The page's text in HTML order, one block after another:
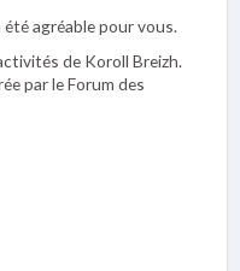
agréable pour vous.
de Koroll Breizh.
par le Forum des